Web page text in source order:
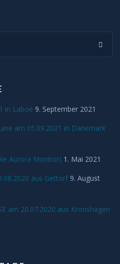
in Laboe 9. September 2021
am 05.09.2021 in Dänemark
Aurora Monitor) 1. Mai 2021
aus Gettorf 9. August
am 20.07.2020 aus Kronshagen